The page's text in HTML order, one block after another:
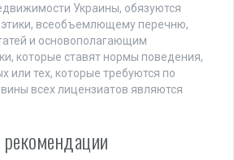
Украины, обязуются
этики, всеобъемлющему перечню,
и основополагающим
которые ставят нормы поведения,
или тех, которые требуются по
всех лицензиатов являются